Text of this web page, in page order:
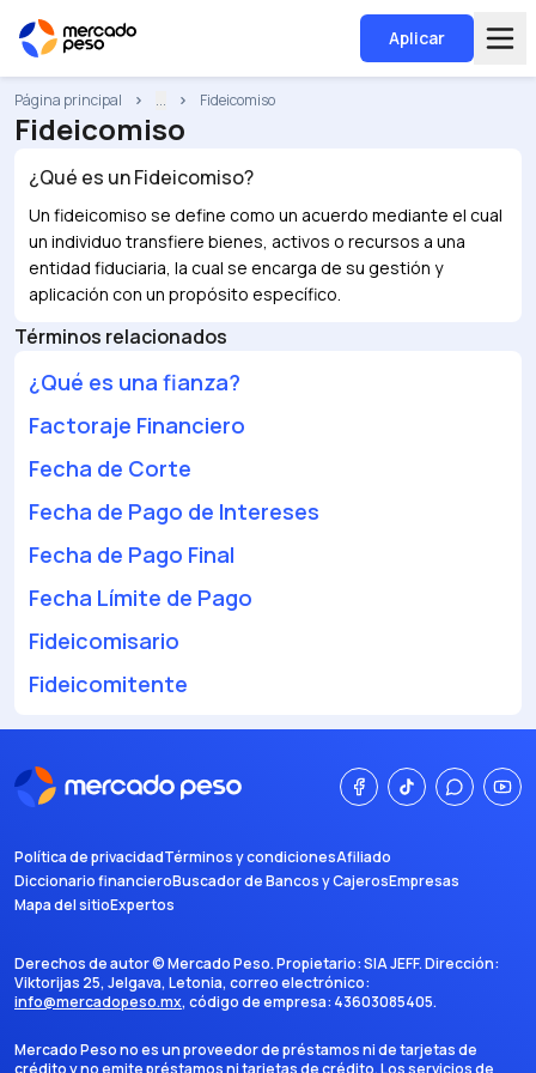
Aplicar
Página principal ... Fideicomiso
Fideicomiso
¿Qué es unFideicomiso?
Un fideicomiso se define como un acuerdo mediante el cual
un individuo transfiere bienes, activos o recursos a una
entidad fiduciaria, la cual se encarga de su gestión y
aplicación con un propósito específico.
Términos relacionados
¿Qué es una fianza?
Factoraje Financiero
Fecha de Corte
Fecha de Pago de Intereses
Fecha de Pago Final
Fecha Límite de Pago
Fideicomisario
Fideicomitente
Política de privacidadTérminos y condicionesAfiliado
Diccionario financieroBuscador de Bancos y CajerosEmpresas
Mapa del sitioExpertos
Derechos de autor ©Mercado Peso. Propietario:SIA JEFF. Dirección:
Viktorijas 25, Jelgava, Letonia, correo electrónico:
info@mercadopeso.mx, código de empresa: 43603085405.
Mercado Peso no es un proveedor de préstamos ni de tarjetas de
crédito y no emite préstamos ni tarjetas de crédito. Los servicios de